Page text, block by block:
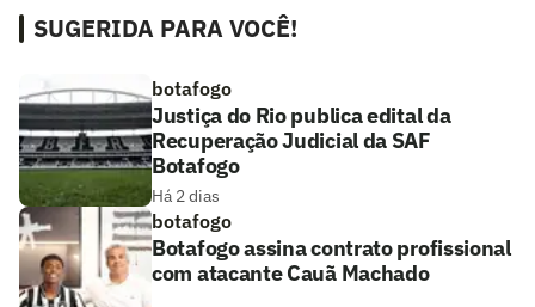
SUGERIDA PARA VOCÊ!
botafogo
Justiça do Rio publica edital da
Recuperação Judicial da SAF
Botafogo
Há 2 dias
botafogo
Botafogo assina contrato profissional
com atacante Cauã Machado